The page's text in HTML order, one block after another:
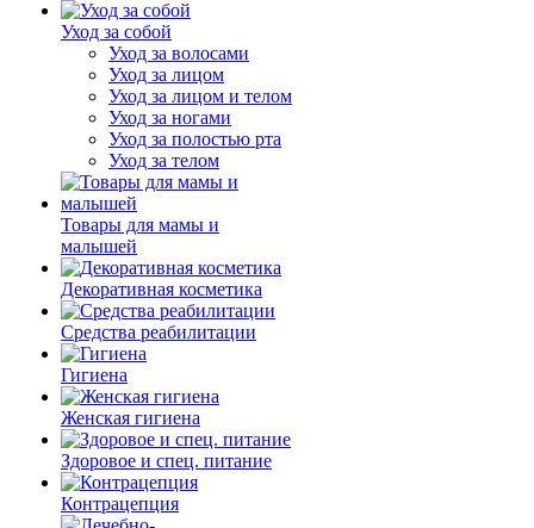
Уход за собой
Уход за волосами
Уход за лицом
Уход за лицом и телом
Уход за ногами
Уход за полостью рта
Уход за телом
Товары для мамы и
малышей
Декоративная косметика
Средства реабилитации
Гигиена
Женская гигиена
Здоровое и спец. питание
Контрацепция